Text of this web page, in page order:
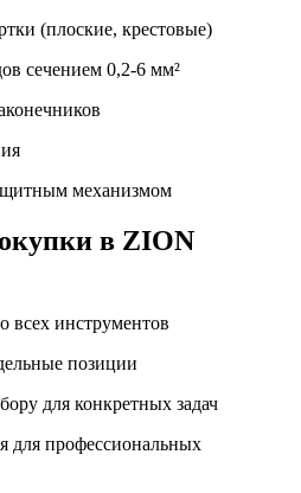
(плоские, крестовые)
сечением 0,2-6 мм²
механизмом
в ZION
всех инструментов
позиции
для конкретных задач
для профессиональных